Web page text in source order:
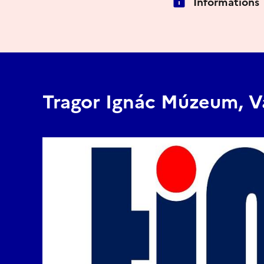
Tragor Ignác Múzeum,